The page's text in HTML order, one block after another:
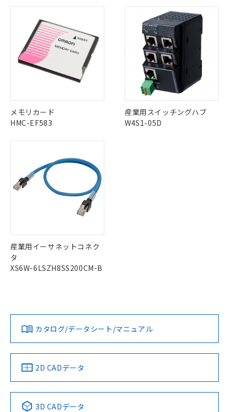
メモリカード
HMC-EF583
産業用スイッチングハブ
W4S1-05D
産業用イーサネットコネク
タ
XS6W-6LSZH8SS200CM-B
カタログ/データシート/マニュアル
2D CADデータ
3D CADデータ
お客様が当ウェブサイト上で当社にご
登録された部品リストについて、当社
および当社の共同利用者が、当社の製
品・サービスに関するお客様との取
引・商談に必要な範囲で利用すること
をご了承ください。
※当社の共同利用者とは、"個人情報
の共同利用に関して"
の「1.共同利
用者の範囲」に記載されている法人を
指します。
※3 非含有証明書ダウンロード
下記の非含有証明書をダウンロードするこ
とができます。
EU RoHS指令（10物質）の非含有証明書
51物質の非含有証明書（当社基準）
※本証明書は発行日時点で非含有を証明す
るもので、過去に遡って非含有を証明する
ものではありません。
また、RoHS指令のフタル酸エステル類４
荷製品に未対応品が混在することから備考
既に当社にて対応品への在庫切替を完了
していることから、特段のことがない限
り、2022年1月12日より割愛しておりま
す。
合意する キャンセル